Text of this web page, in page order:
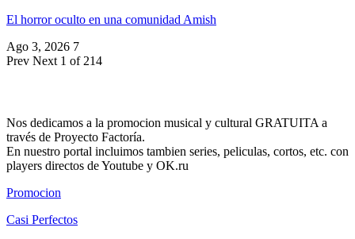
El horror oculto en una comunidad Amish
Ago 3, 2026 7
Prev Next 1 of 214
Nos dedicamos a la promocion musical y cultural GRATUITA a
través de Proyecto Factoría.
En nuestro portal incluimos tambien series, peliculas, cortos, etc. con
players directos de Youtube y OK.ru
Promocion
Casi Perfectos